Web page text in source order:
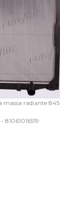
massa radiante 845
81061016519